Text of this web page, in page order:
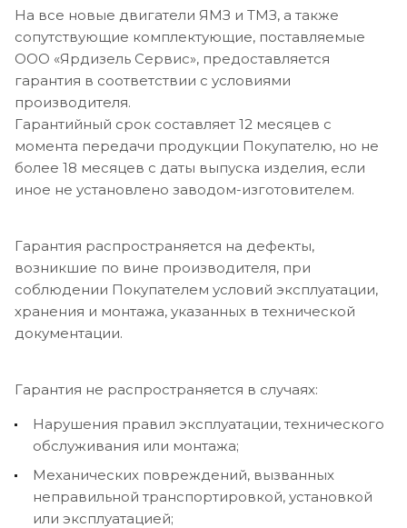
На все новые двигатели ЯМЗ и ТМЗ, а также
сопутствующие комплектующие, поставляемые
ООО «Ярдизель Сервис», предоставляется
гарантия в соответствии с условиями
производителя.
Гарантийный срок составляет 12 месяцев с
момента передачи продукции Покупателю, но не
более 18 месяцев с даты выпуска изделия, если
иное не установлено заводом-изготовителем.
Гарантия распространяется на дефекты,
возникшие по вине производителя, при
соблюдении Покупателем условий эксплуатации,
хранения и монтажа, указанных в технической
документации.
Гарантия не распространяется в случаях:
Нарушения правил эксплуатации, технического
обслуживания или монтажа;
Механических повреждений, вызванных
неправильной транспортировкой, установкой
или эксплуатацией;